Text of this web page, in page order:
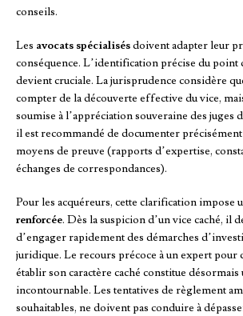
conseils.
Les avocats spécialisésdoivent adapter leur
conséquence. L’identification précise du point
devient cruciale. La jurisprudence considère
compter de la découverte effective du vice,
soumise à l’appréciation souveraine des juges
il est recommandé de documenter précisément
moyens de preuve (rapports d’expertise,
échanges de correspondances).
Pour les acquéreurs, cette clarification impose
renforcée. Dès la suspicion d’un vice caché, il
d’engager rapidement des démarches
juridique. Le recours précoce à un expert pour
établir son caractère caché constitue désormais
incontournable. Les tentatives de règlement
souhaitables, ne doivent pas conduire à